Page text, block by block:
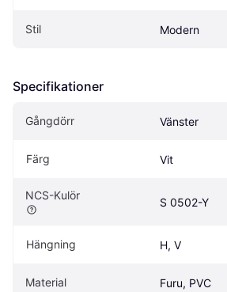
Stil Modern
Specifikationer
Gångdörr Vänster
Färg Vit
NCS-Kulör
S 0502-Y
Hängning H, V
Material Furu, PVC